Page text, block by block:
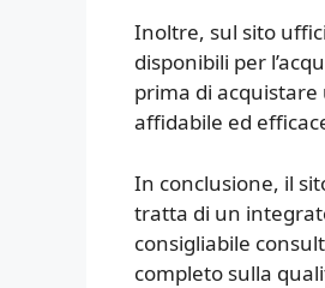
Inoltre, sul sito
disponibili per
prima di
affidabile ed
In conclusione, il
tratta di un
consigliabile
completo sulla